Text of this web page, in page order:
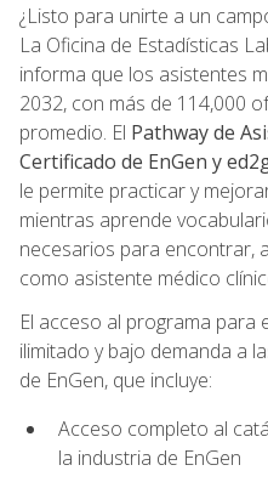
¿Listo para unirte a un
La Oficina de Estadísticas
informa que los asistentes
2032, con más de 114,000
promedio. El Pathway de
Certificado de EnGen y
le permite practicar y
mientras aprende
necesarios para encontrar,
como asistente médico
El acceso al programa para
ilimitado y bajo demanda a
de EnGen, que incluye:
Acceso completo al
la industria de EnGen